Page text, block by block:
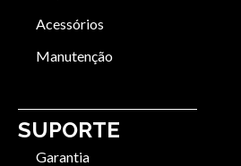
Acessórios
Manutenção
SUPORTE
Garantia